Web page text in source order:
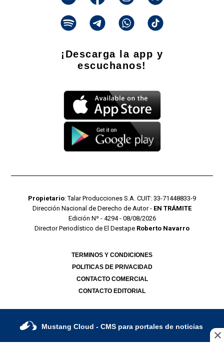
¡Descarga la app y
escuchanos!
Propietario: Talar Producciones S.A. CUIT: 33-71448833-9
Dirección Nacional de Derecho de Autor - EN TRÁMITE
Edición Nº - 4294 - 08/08/2026
Director Periodístico de El Destape Roberto Navarro
TERMINOS Y CONDICIONES
POLITICAS DE PRIVACIDAD
CONTACTO COMERCIAL
CONTACTO EDITORIAL
Mustang Cloud - CMS para portales de noticias